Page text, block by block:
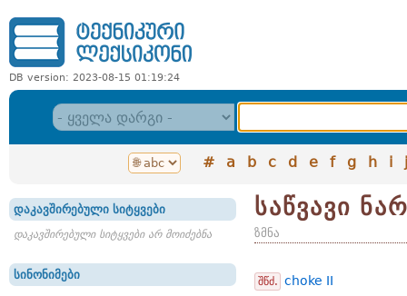
DB version: 2023-08-15 01:19:24
# a b c d e f g h i j
დაკავშირებული სიტყვები
დაკავშირებული სიტყვები არ მოიძებნა
სინონიმები
საწვავი
ზმნა
შწძ. choke II